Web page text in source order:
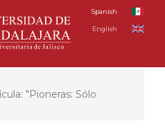
Spanish
English
"Pioneras: Sólo